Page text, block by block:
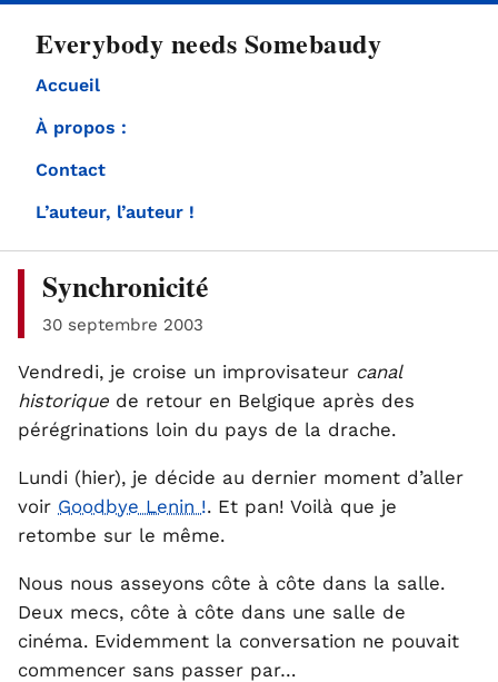
Everybody needs Somebaudy
Accueil
À propos :
Contact
L’auteur, l’auteur !
Synchronicité
30 septembre 2003
Vendredi, je croise un improvisateur canal
historique de retour en Belgique après des
pérégrinations loin du pays de la drache.
Lundi (hier), je décide au dernier moment d’aller
voir Goodbye Lenin !. Et pan! Voilà que je
retombe sur le même.
Nous nous asseyons côte à côte dans la salle.
Deux mecs, côte à côte dans une salle de
cinéma. Evidemment la conversation ne pouvait
commencer sans passer par…